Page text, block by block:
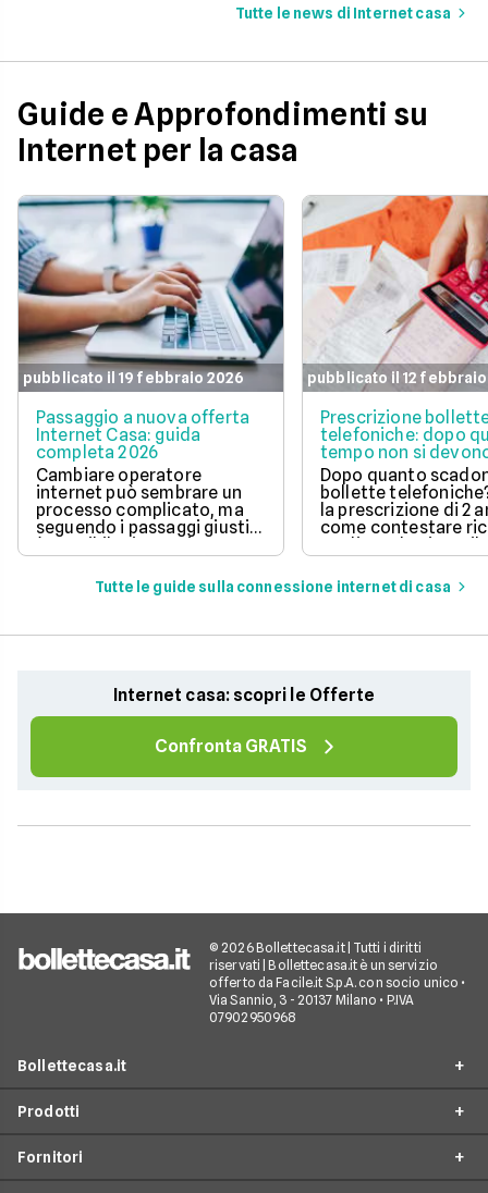
Tutte le news di Internet casa
Guide e Approfondimenti su
Internet per la casa
pubblicato il 19 febbraio 2026
Passaggio a nuova offerta
Internet Casa: guida
completa 2026
Cambiare operatore
internet può sembrare un
processo complicato, ma
seguendo i passaggi giusti,
è possibile risparmiare
notevolmente sulla linea
telefonica e godere di un
servizio migliore. In questo
procedura da seguire.
pubblicato il 12
Prescrizione
telefoniche: dopo
tempo non si
pagare?
Dopo quanto
bollette
la prescrizione di 2
come contestare
tardive ed evitare il
pagamento di
vecchie.
Tutte le guide sulla connessione internet di casa
Internet casa: scopri le Offerte
Confronta GRATIS
© 2026 Bollettecasa.it | Tutti i diritti
riservati | Bollettecasa.it è un servizio
offerto da Facile.it S.p.A. con socio unico •
Via Sannio, 3 - 20137 Milano • P.IVA
07902950968
Bollettecasa.it
Contatti
Prodotti
Fornitori